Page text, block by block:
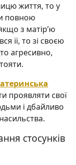
життя, то у
повною
з матір’ю
її, то зі своєю
агресивно,
проявляти свої
і дбайливо
стосунків